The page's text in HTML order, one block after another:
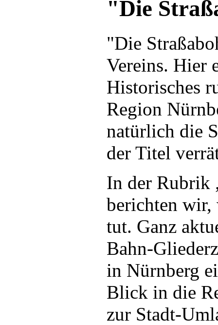
"Die
"Die
Vereins. Hier
Historisches
Region
natürlich die
der Titel
In der Rubrik
berichten wir,
tut. Ganz
Bahn-
in Nürnberg
Blick in die
zur Stadt-